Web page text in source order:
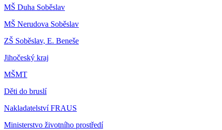
MŠ Duha Soběslav
MŠ Nerudova Soběslav
ZŠ Soběslav, E. Beneše
Jihočeský kraj
MŠMT
Děti do bruslí
Nakladatelství FRAUS
Ministerstvo životního prostředí